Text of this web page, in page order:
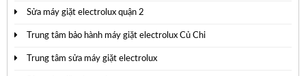
Sửa máy giặt electrolux quận 2
Trung tâm bảo hành máy giặt electrolux Củ Chi
Trung tâm sửa máy giặt electrolux